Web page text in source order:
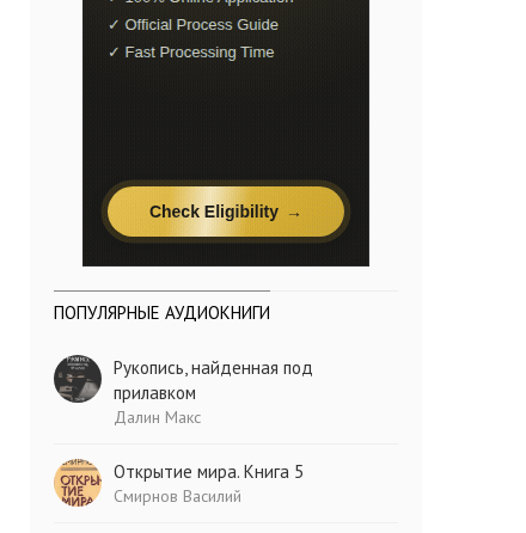
ПОПУЛЯРНЫЕ АУДИОКНИГИ
Рукопись, найденная под
прилавком
Далин Макс
Открытие мира. Книга 5
Смирнов Василий